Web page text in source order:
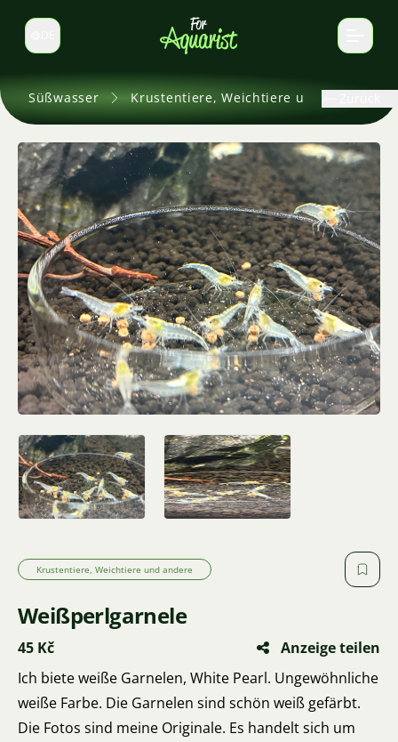
Sprache wechseln
Süßwasser Krustentiere, Weichtiere und andere
Krustentiere, Weichtiere und andere
Weißperlgarnele
45 Kč
Anzeige teilen
Ich biete weiße Garnelen, White Pearl. Ungewöhnliche
weiße Farbe. Die Garnelen sind schön weiß gefärbt.
Die Fotos sind meine Originale. Es handelt sich um